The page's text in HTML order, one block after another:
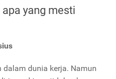
yang mesti
dunia kerja. Namun